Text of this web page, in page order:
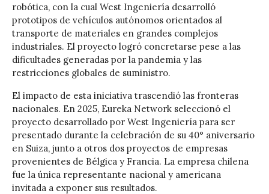
robótica, con la cual West Ingeniería desarrolló
prototipos de vehículos autónomos orientados al
transporte de materiales en grandes complejos
industriales. El proyecto logró concretarse pese a las
dificultades generadas por la pandemia y las
restricciones globales de suministro.
El impacto de esta iniciativa trascendió las fronteras
nacionales. En 2025, Eureka Network seleccionó el
proyecto desarrollado por West Ingeniería para ser
presentado durante la celebración de su 40° aniversario
en Suiza, junto a otros dos proyectos de empresas
provenientes de Bélgica y Francia. La empresa chilena
fue la única representante nacional y americana
invitada a exponer sus resultados.